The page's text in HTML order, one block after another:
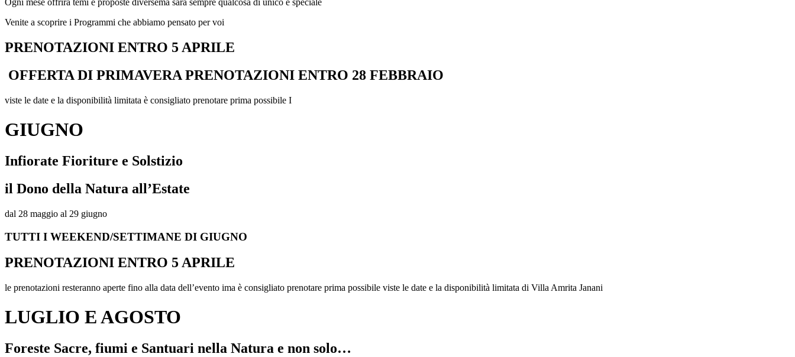
Ogni mese offrirà temi e proposte diversema sarà sempre qualcosa di unico e speciale
Venite a scoprire i Programmi che abbiamo pensato per voi
PRENOTAZIONI ENTRO 5 APRILE
OFFERTA DI PRIMAVERA PRENOTAZIONI ENTRO 28 FEBBRAIO
viste le date e la disponibilità limitata è consigliato prenotare prima possibile I
GIUGNO
Infiorate Fioriture e Solstizio
il Dono della Natura all’Estate
dal 28 maggio al 29 giugno
TUTTI I WEEKEND/SETTIMANE DI GIUGNO
PRENOTAZIONI ENTRO 5 APRILE
le prenotazioni resteranno aperte fino alla data dell’evento ima è consigliato prenotare prima possibile viste le date e la disponibilità limitata di Villa Amrita Janani
LUGLIO E AGOSTO
Foreste Sacre, fiumi e Santuari nella Natura e non solo…